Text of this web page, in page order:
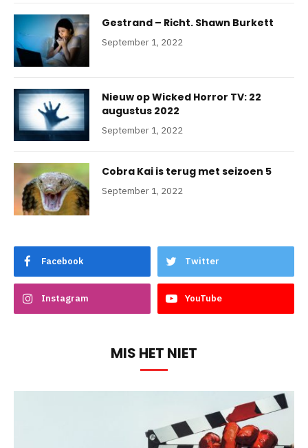
Gestrand – Richt. Shawn Burkett
September 1, 2022
Nieuw op Wicked Horror TV: 22
augustus 2022
September 1, 2022
Cobra Kai is terug met seizoen 5
September 1, 2022
Facebook Twitter
Instagram YouTube
MIS HET NIET